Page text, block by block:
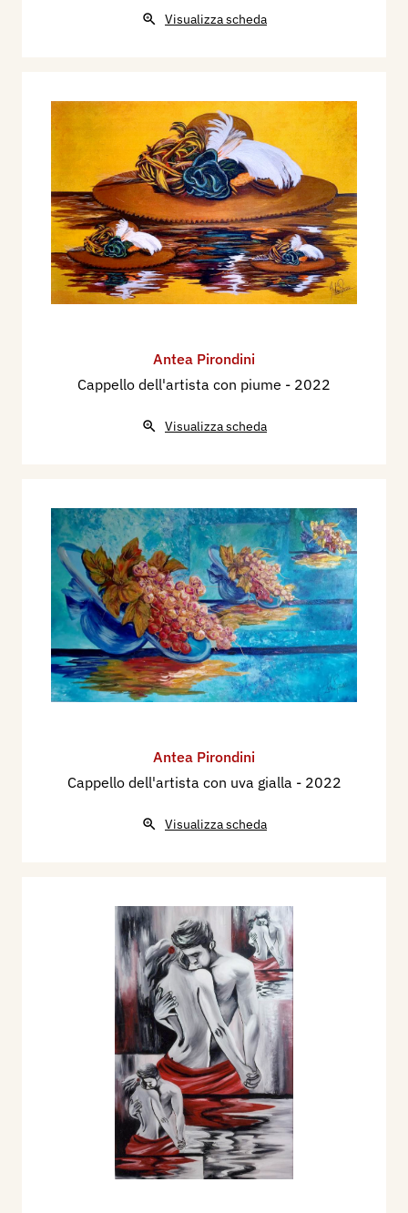
Visualizza scheda
Antea Pirondini
Cappello dell'artista con piume - 2022
Visualizza scheda
Antea Pirondini
Cappello dell'artista con uva gialla - 2022
Visualizza scheda